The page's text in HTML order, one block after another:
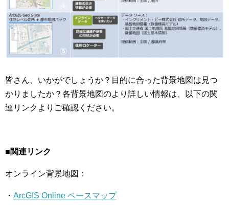
皆さん、いかがでしょうか？目的に合った背景地図は見つ
かりましたか？各背景地図のより詳しい情報は、以下の関
連リンクよりご確認ください。
■関連リンク
オンライン背景地図：
・ ArcGIS Online ベースマップ